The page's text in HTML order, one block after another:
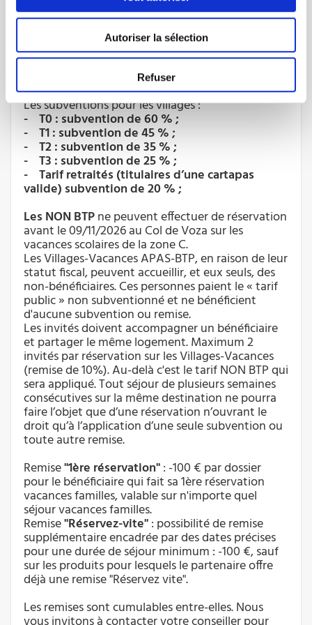
Autoriser la sélection
Refuser
Concernant les Villages-Vacances APAS-BTP de
Camaret- sur-Mer (Finistère) et du Col de Voza
(Haute-Savoie) :
les tarifs T0, T1, T2 et T3, réservés aux bénéficiaires,
sont des tarifs nets incluant la subvention APAS-
Les subventions pour les villages :
- T0 : subvention de 60 % ;
- T1 : subvention de 45 % ;
- T2 : subvention de 35 % ;
- T3 : subvention de 25 % ;
- Tarif retraités (titulaires d’une cartapas
valide) subvention de 20 % ;
Les NON BTPne peuvent effectuer de réservation
avant le 09/11/2026 au Col de Voza sur les
vacances scolaires de la zone C.
Les Villages-Vacances APAS-BTP, en raison de leur
statut fiscal, peuvent accueillir, et eux seuls, des
non-bénéficiaires. Ces personnes paient le « tarif
public » non subventionné et ne bénéficient
d'aucune subvention ou remise.
Les invités doivent accompagner un bénéficiaire
et partager le même logement. Maximum 2
invités par réservation sur les Villages-Vacances
(remise de 10%). Au-delà c'est le tarif NON BTP qui
sera appliqué. Tout séjour de plusieurs semaines
consécutives sur la même destination ne pourra
faire l’objet que d’une réservation n’ouvrant le
droit qu’à l’application d’une seule subvention ou
toute autre remise.
Remise"1ère réservation": -100 € par dossier
pour le bénéficiaire qui fait sa 1ère réservation
vacances familles, valable sur n'importe quel
séjour vacances familles.
Remise"Réservez-vite": possibilité de remise
supplémentaire encadrée par des dates précises
pour une durée de séjour minimum : -100 €, sauf
sur les produits pour lesquels le partenaire offre
déjà une remise "Réservez vite".
Les remises sont cumulables entre-elles. Nous